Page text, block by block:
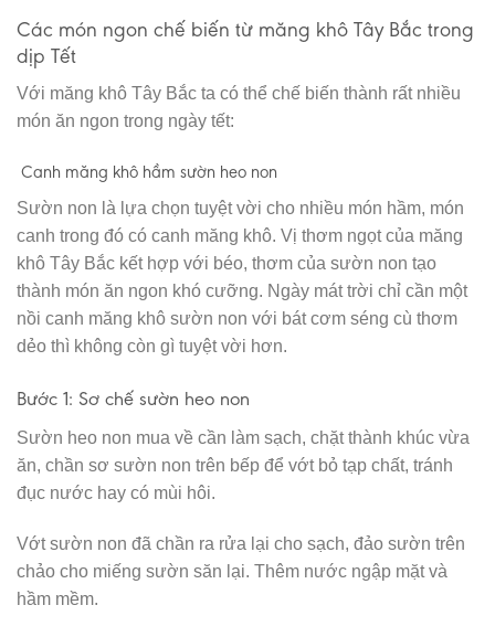
Các món ngon chế biến từ măng khô Tây Bắc trong
dịp Tết
Với măng khô Tây Bắc ta có thể chế biến thành rất nhiều
món ăn ngon trong ngày tết:
Canh măng khô hầm sườn heo non
Sườn non là lựa chọn tuyệt vời cho nhiều món hầm, món
canh trong đó có canh măng khô. Vị thơm ngọt của măng
khô Tây Bắc kết hợp với béo, thơm của sườn non tạo
thành món ăn ngon khó cưỡng. Ngày mát trời chỉ cần một
nồi canh măng khô sườn non với bát cơm séng cù thơm
dẻo thì không còn gì tuyệt vời hơn.
Bước 1: Sơ chế sườn heo non
Sườn heo non mua về cần làm sạch, chặt thành khúc vừa
ăn, chần sơ sườn non trên bếp để vớt bỏ tạp chất, tránh
đục nước hay có mùi hôi.
Vớt sườn non đã chần ra rửa lại cho sạch, đảo sườn trên
chảo cho miếng sườn săn lại. Thêm nước ngập mặt và
hầm mềm.